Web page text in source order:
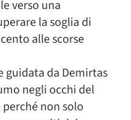
verso una
la soglia di
alle scorse
guidata da Demirtas
negli occhi del
non solo